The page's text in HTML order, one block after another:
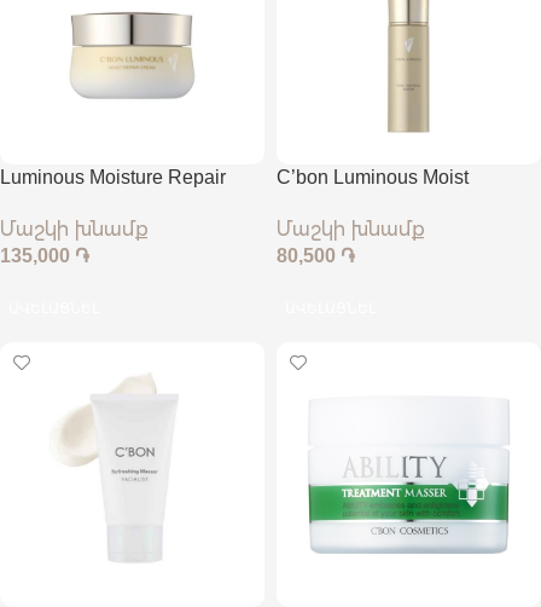
Luminous Moisture Repair
Մաշկի խնամք
135,000 ֏
C’bon Luminous Moist
Մաշկի խնամք
80,500 ֏